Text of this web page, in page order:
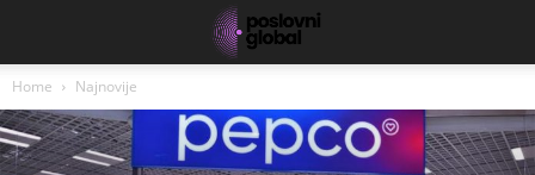
Home Najnovije